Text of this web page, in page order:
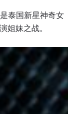
泰国新星神奇女
姐妹之战。